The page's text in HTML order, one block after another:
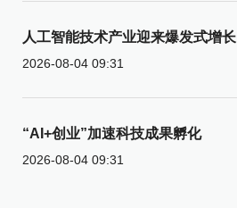
人工智能技术产业迎来爆发式增长
2026-08-04 09:31
“AI+创业”加速科技成果孵化
2026-08-04 09:31